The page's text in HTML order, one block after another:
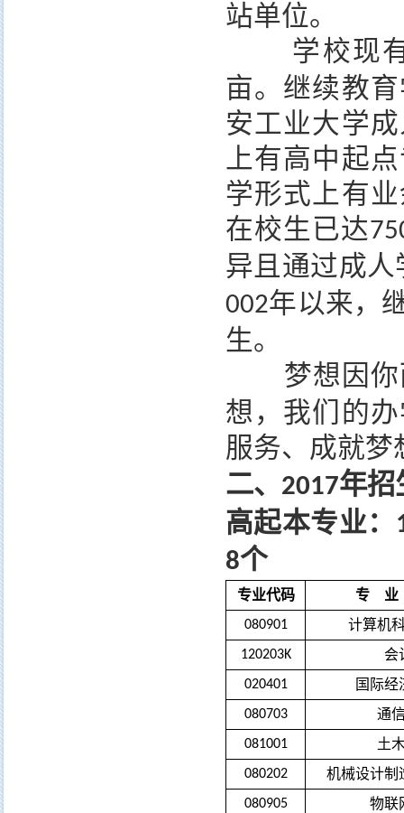
站单位。
学校现
亩。继续教
安工业大学
上有高中起
学形式上有
在校生已达
异且通过成
002年以来，
生。
梦想因
想，我们的
服务、 成就梦
二、 2017年招
高起本专业：
8个
专业代码 专
080901 计算机
120203K 会
020401 国际经
080703 通
081001 土
080202 机械设计制
080905 物联